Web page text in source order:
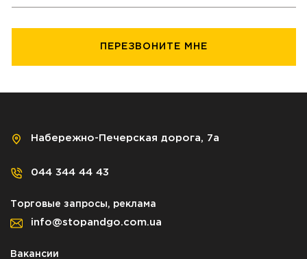
Набережно-Печерская дорога, 7а
044 344 44 43
Торговые запросы, реклама
info@stopandgo.com.ua
Вакансии